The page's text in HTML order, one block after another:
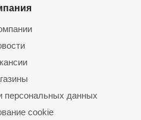
персональных данных
cookie